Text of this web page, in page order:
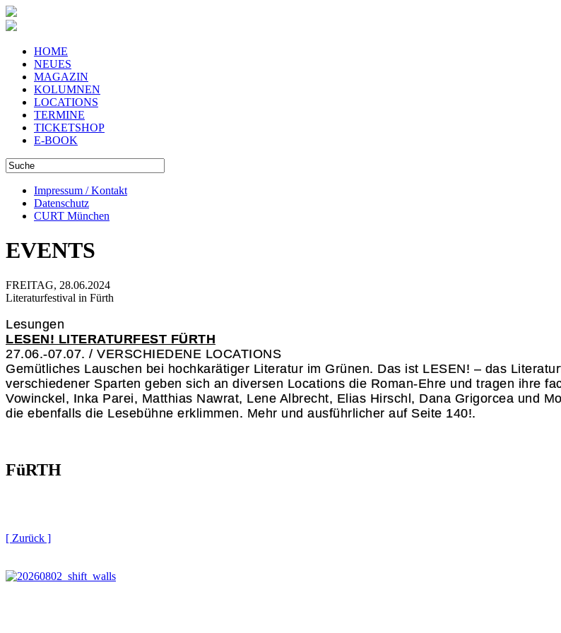
HOME
NEUES
MAGAZIN
KOLUMNEN
LOCATIONS
TERMINE
TICKETSHOP
E-BOOK
Impressum / Kontakt
Datenschutz
CURT München
EVENTS
FREITAG, 28.06.2024
Literaturfestival in Fürth
Lesungen
LESEN! LITERATURFEST FÜRTH
27.06.-07.07. / VERSCHIEDENE LOCATIONS
Gemütliches Lauschen bei hochkarätiger Literatur im Grünen. Das ist LESEN! – das
verschiedener Sparten geben sich an diversen Locations die Roman-Ehre und tragen ihre
Vowinckel, Inka Parei, Matthias Nawrat, Lene Albrecht, Elias Hirschl, Dana Grigorcea und
die ebenfalls die Lesebühne erklimmen. Mehr und ausführlicher auf Seite 140!.
FüRTH
[ Zurück ]